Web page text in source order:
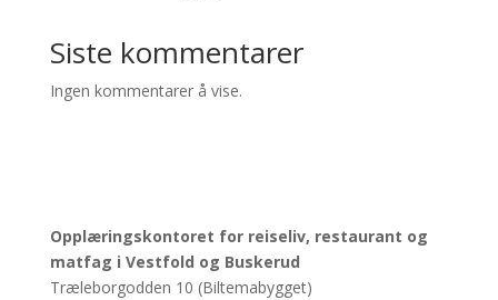
Siste kommentarer
Ingen kommentarer å vise.
Opplæringskontoret for reiseliv, restaurant og
matfag i Vestfold og Buskerud
Træleborgodden 10 (Biltemabygget)